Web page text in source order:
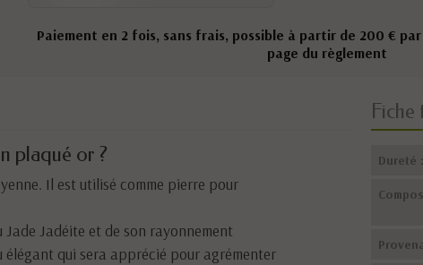
Paiement en 2 fois, sans frais, possible à partir de 200 €
page du règlement
plaqué or ?
Il est utilisé comme pierre pour
Jadéite et de son rayonnement
qui sera apprécié pour agrémenter
Fiche
Dureté :